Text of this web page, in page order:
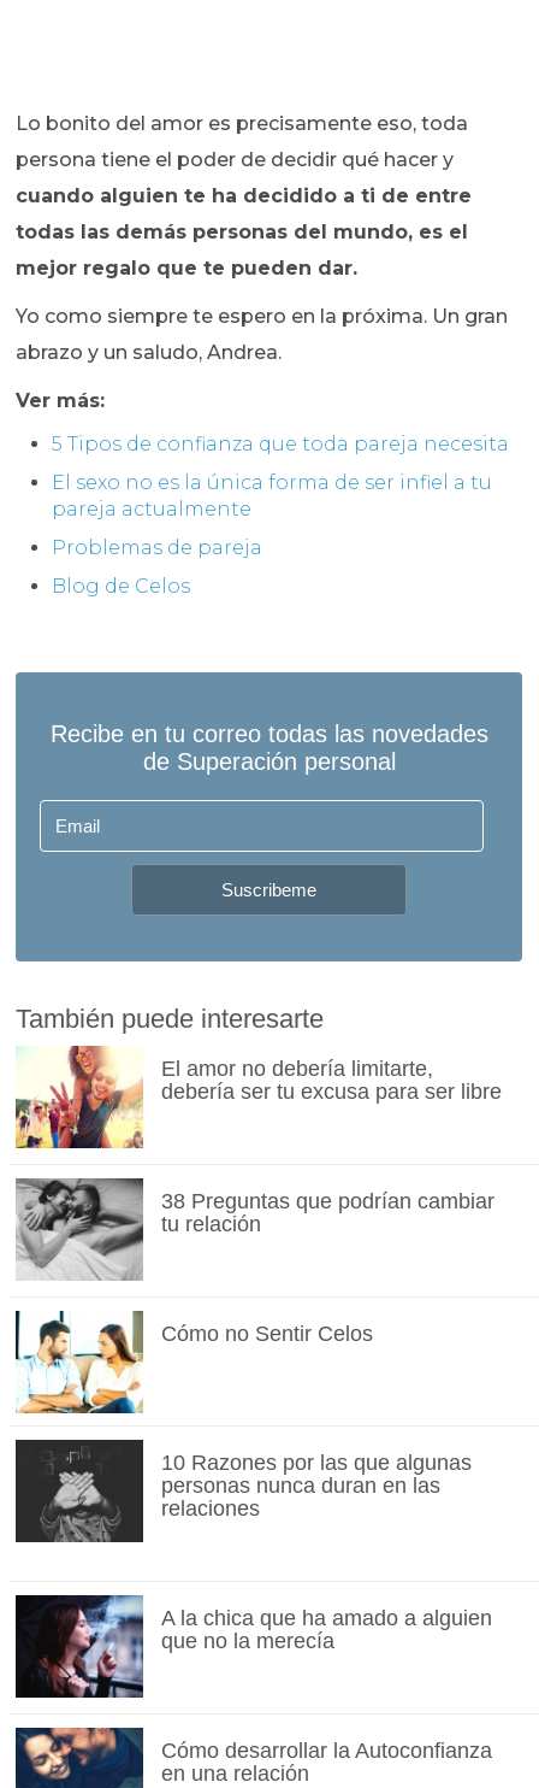
Lo bonito del amor es precisamente eso, toda
persona tiene el poder de decidir qué hacer y
cuando alguien te ha decidido a ti de entre
todas las demás personas del mundo, es el
mejor regalo que te pueden dar.
Yo como siempre te espero en la próxima. Un gran
abrazo y un saludo, Andrea.
Ver más:
5 Tipos de confianza que toda pareja necesita
El sexo no es la única forma de ser infiel a tu
pareja actualmente
Problemas de pareja
Blog de Celos
También puede interesarte
El amor no debería limitarte,
debería ser tu excusa para ser libre
38 Preguntas que podrían cambiar
tu relación
Cómo no Sentir Celos
10 Razones por las que algunas
personas nunca duran en las
relaciones
A la chica que ha amado a alguien
que no la merecía
Cómo desarrollar la Autoconfianza
en una relación